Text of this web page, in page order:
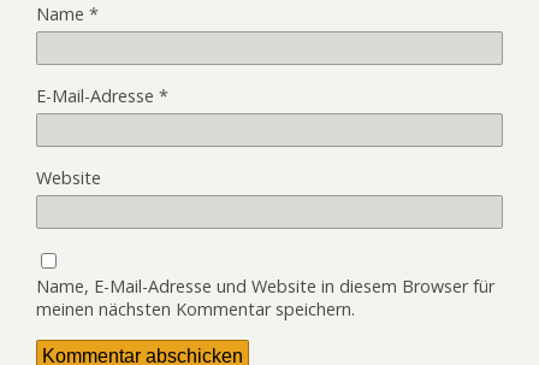
Name *
E-Mail-Adresse *
Website
Name, E-Mail-Adresse und Website in diesem Browser für
meinen nächsten Kommentar speichern.